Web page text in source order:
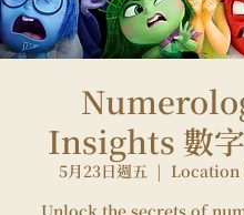
Insights 數
5月23日週五
  |
Location
Unlock the secrets of